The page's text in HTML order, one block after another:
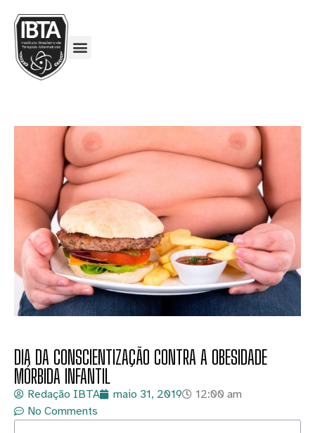
DIA DA CONSCIENTIZAÇÃO CONTRA A OBESIDADE
MÓRBIDA INFANTIL
Redação IBTA maio 31, 2019
12:00 am
No Comments